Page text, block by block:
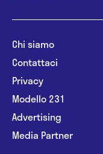
Chi siamo
Contattaci
Privacy
Modello 231
Advertising
Media Partner